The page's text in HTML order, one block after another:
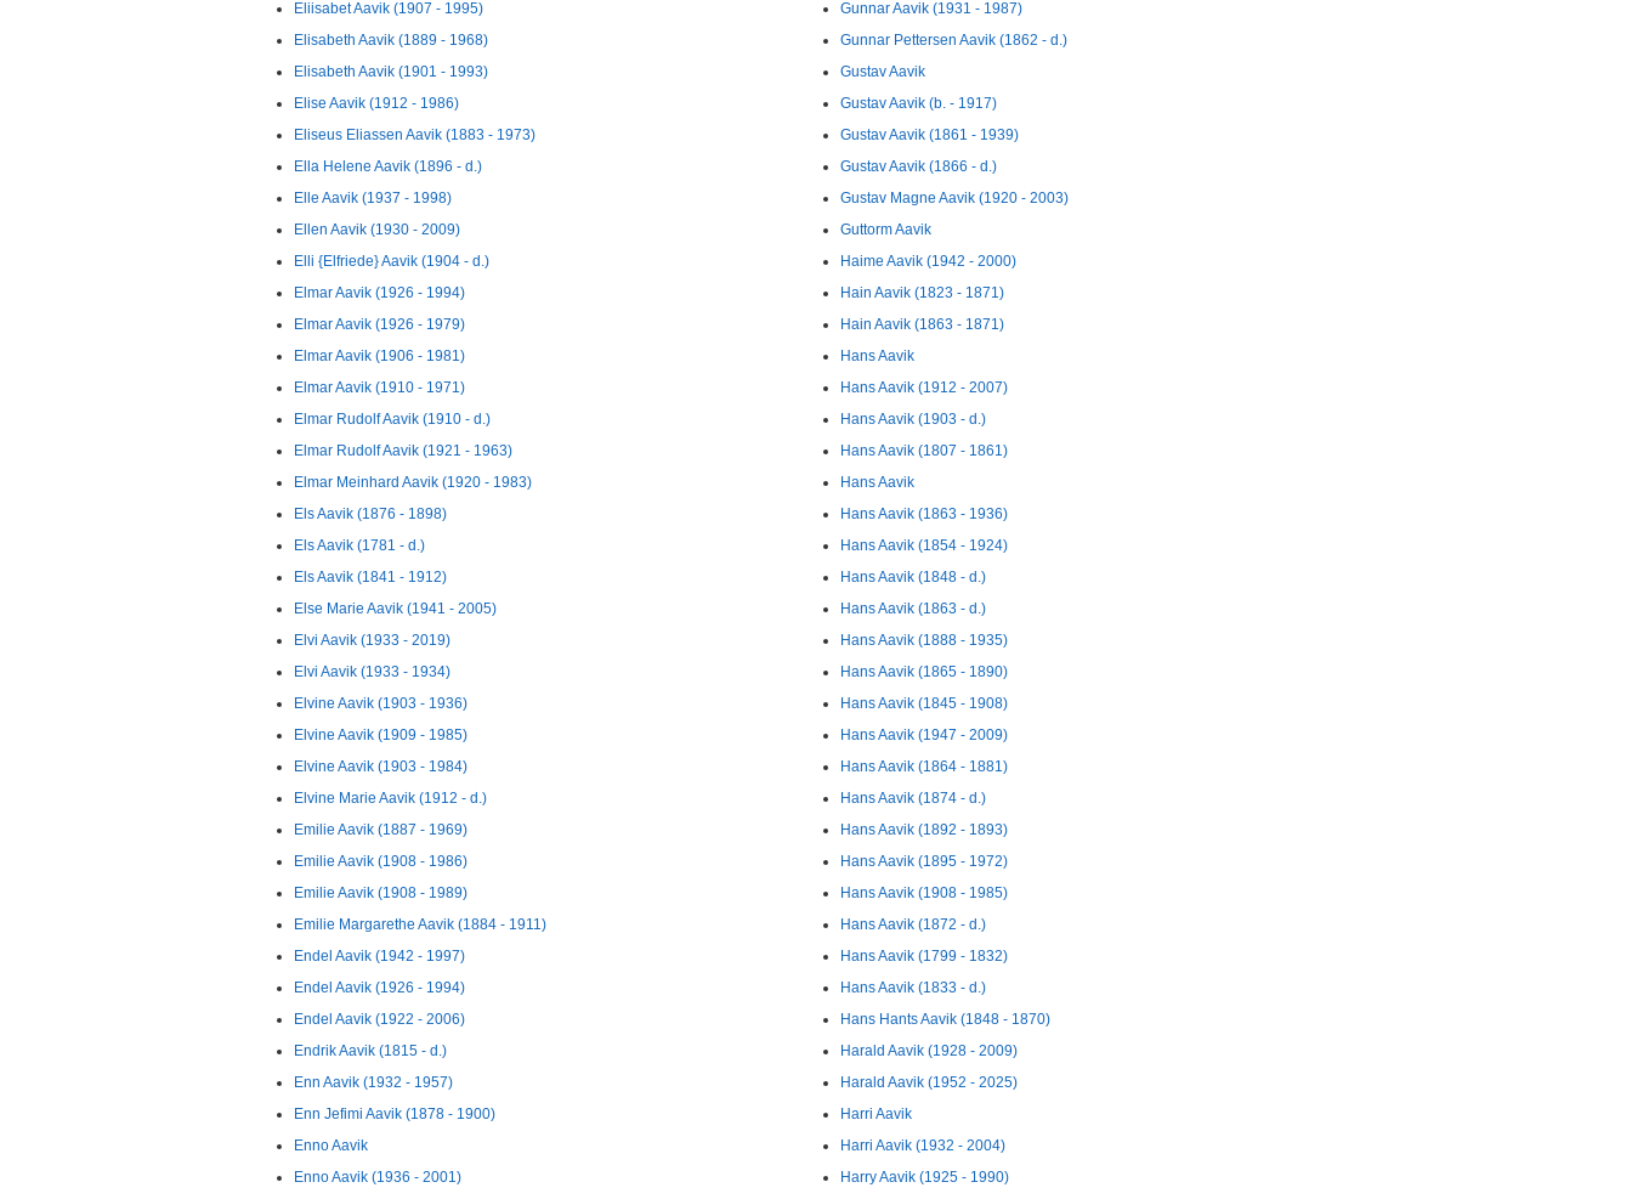
Eliisabet Aavik (1907 - 1995)
Elisabeth Aavik (1889 - 1968)
Elisabeth Aavik (1901 - 1993)
Elise Aavik (1912 - 1986)
Eliseus Eliassen Aavik (1883 - 1973)
Ella Helene Aavik (1896 - d.)
Elle Aavik (1937 - 1998)
Ellen Aavik (1930 - 2009)
Elli {Elfriede} Aavik (1904 - d.)
Elmar Aavik (1926 - 1994)
Elmar Aavik (1926 - 1979)
Elmar Aavik (1906 - 1981)
Elmar Aavik (1910 - 1971)
Elmar Rudolf Aavik (1910 - d.)
Elmar Rudolf Aavik (1921 - 1963)
Elmar Meinhard Aavik (1920 - 1983)
Els Aavik (1876 - 1898)
Els Aavik (1781 - d.)
Els Aavik (1841 - 1912)
Else Marie Aavik (1941 - 2005)
Elvi Aavik (1933 - 2019)
Elvi Aavik (1933 - 1934)
Elvine Aavik (1903 - 1936)
Elvine Aavik (1909 - 1985)
Elvine Aavik (1903 - 1984)
Elvine Marie Aavik (1912 - d.)
Emilie Aavik (1887 - 1969)
Emilie Aavik (1908 - 1986)
Emilie Aavik (1908 - 1989)
Emilie Margarethe Aavik (1884 - 1911)
Endel Aavik (1942 - 1997)
Endel Aavik (1926 - 1994)
Endel Aavik (1922 - 2006)
Endrik Aavik (1815 - d.)
Enn Aavik (1932 - 1957)
Enn Jefimi Aavik (1878 - 1900)
Enno Aavik
Enno Aavik (1936 - 2001)
Gunnar Aavik (1931 - 1987)
Gunnar Pettersen Aavik (1862 - d.)
Gustav Aavik
Gustav Aavik (b. - 1917)
Gustav Aavik (1861 - 1939)
Gustav Aavik (1866 - d.)
Gustav Magne Aavik (1920 - 2003)
Guttorm Aavik
Haime Aavik (1942 - 2000)
Hain Aavik (1823 - 1871)
Hain Aavik (1863 - 1871)
Hans Aavik
Hans Aavik (1912 - 2007)
Hans Aavik (1903 - d.)
Hans Aavik (1807 - 1861)
Hans Aavik
Hans Aavik (1863 - 1936)
Hans Aavik (1854 - 1924)
Hans Aavik (1848 - d.)
Hans Aavik (1863 - d.)
Hans Aavik (1888 - 1935)
Hans Aavik (1865 - 1890)
Hans Aavik (1845 - 1908)
Hans Aavik (1947 - 2009)
Hans Aavik (1864 - 1881)
Hans Aavik (1874 - d.)
Hans Aavik (1892 - 1893)
Hans Aavik (1895 - 1972)
Hans Aavik (1908 - 1985)
Hans Aavik (1872 - d.)
Hans Aavik (1799 - 1832)
Hans Aavik (1833 - d.)
Hans Hants Aavik (1848 - 1870)
Harald Aavik (1928 - 2009)
Harald Aavik (1952 - 2025)
Harri Aavik
Harri Aavik (1932 - 2004)
Harry Aavik (1925 - 1990)